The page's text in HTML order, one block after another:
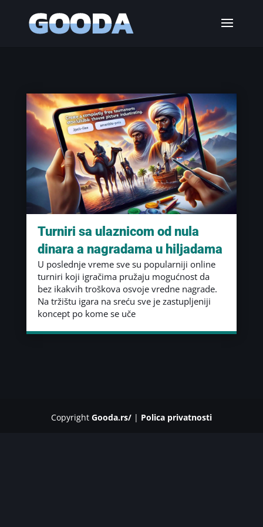
Turniri sa ulaznicom od nula
dinara a nagradama u hiljadama
U poslednje vreme sve su popularniji online
turniri koji igračima pružaju mogućnost da
bez ikakvih troškova osvoje vredne nagrade.
Na tržištu igara na sreću sve je zastupljeniji
koncept po kome se uče
Copyright Gooda.rs/| Polica privatnosti